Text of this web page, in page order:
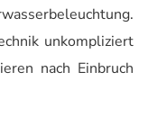
unkompliziert
nach Einbruch